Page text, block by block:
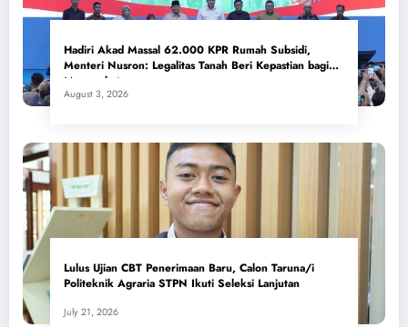
Hadiri Akad Massal 62.000 KPR Rumah Subsidi,
Menteri Nusron: Legalitas Tanah Beri Kepastian bagi
Masyarakat
August 3, 2026
Lulus Ujian CBT Penerimaan Baru, Calon Taruna/i
Politeknik Agraria STPN Ikuti Seleksi Lanjutan
July 21, 2026